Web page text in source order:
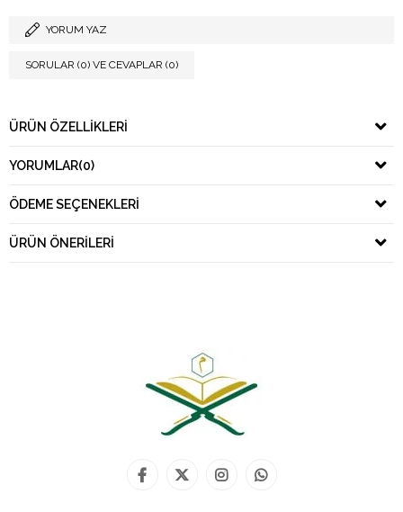
YORUM YAZ
SORULAR (0) VE CEVAPLAR (0)
ÜRÜN ÖZELLIKLERI
YORUMLAR(0)
ÖDEME SEÇENEKLERI
ÜRÜN ÖNERILERI